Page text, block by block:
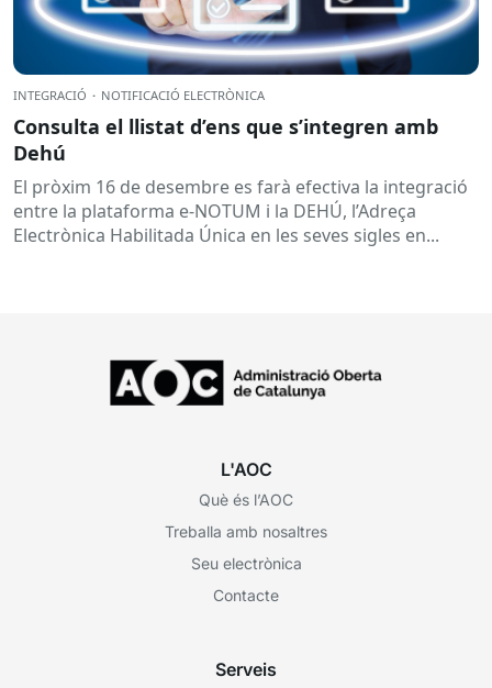
INTEGRACIÓ · NOTIFICACIÓ ELECTRÒNICA
Consulta el llistat d’ens que s’integren amb
Dehú
El pròxim 16 de desembre es farà efectiva la integració
entre la plataforma e-NOTUM i la DEHÚ, l’Adreça
Electrònica Habilitada Única en les seves sigles en...
L'AOC
Què és l’AOC
Treballa amb nosaltres
Seu electrònica
Contacte
Serveis